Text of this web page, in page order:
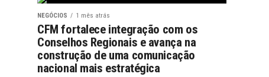
NEGÓCIOS 1 mês atrás
CFM fortalece integração com os
Conselhos Regionais e avança na
construção de uma comunicação
nacional mais estratégica